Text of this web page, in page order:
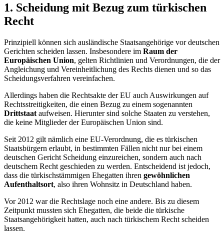
1. Scheidung mit Bezug zum türkischen
Recht
Prinzipiell können sich ausländische Staatsangehörige vor deutschen
Gerichten scheiden lassen. Insbesondere im Raum der
Europäischen Union, gelten Richtlinien und Verordnungen, die der
Angleichung und Vereinheitlichung des Rechts dienen und so das
Scheidungsverfahren vereinfachen.
Allerdings haben die Rechtsakte der EU auch Auswirkungen auf
Rechtsstreitigkeiten, die einen Bezug zu einem sogenannten
Drittstaat aufweisen. Hierunter sind solche Staaten zu verstehen,
die keine Mitglieder der Europäischen Union sind.
Seit 2012 gilt nämlich eine EU-Verordnung, die es türkischen
Staatsbürgern erlaubt, in bestimmten Fällen nicht nur bei einem
deutschen Gericht Scheidung einzureichen, sondern auch nach
deutschem Recht geschieden zu werden. Entscheidend ist jedoch,
dass die türkischstämmigen Ehegatten ihren gewöhnlichen
Aufenthaltsort, also ihren Wohnsitz in Deutschland haben.
Vor 2012 war die Rechtslage noch eine andere. Bis zu diesem
Zeitpunkt mussten sich Ehegatten, die beide die türkische
Staatsangehörigkeit hatten, auch nach türkischem Recht scheiden
lassen.